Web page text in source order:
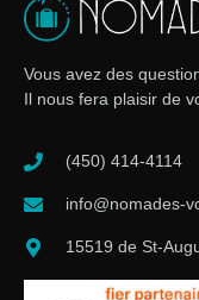
Vous avez des
Il nous fera plaisir de
(450) 414-4114
info@nomades-
15519 de St-